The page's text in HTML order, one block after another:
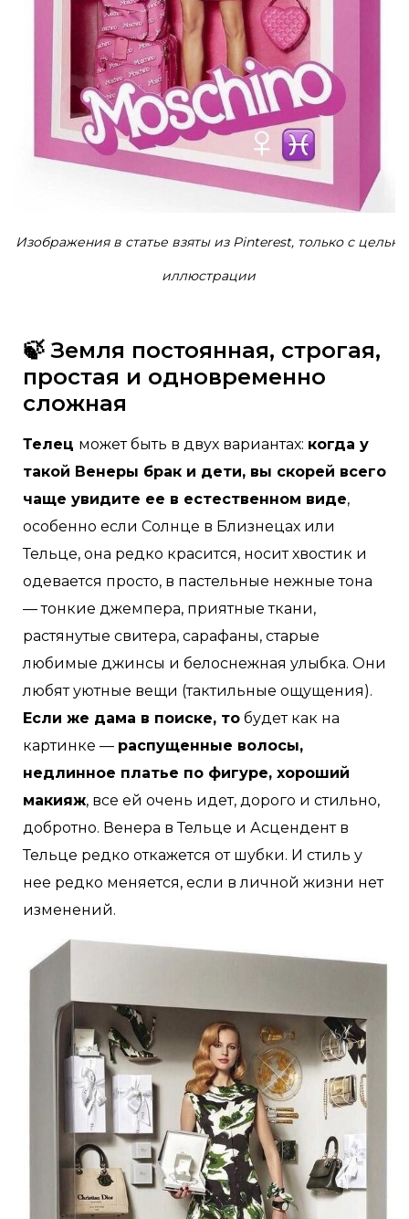
Изображения в статье взяты из Pinterest, только с целью
иллюстрации
🍃 Земля постоянная, строгая,
простая и одновременно
сложная
Телец может быть в двух вариантах: когда у
такой Венеры брак и дети, вы скорей всего
чаще увидите ее в естественном виде,
особенно если Солнце в Близнецах или
Тельце, она редко красится, носит хвостик и
одевается просто, в пастельные нежные тона
— тонкие джемпера, приятные ткани,
растянутые свитера, сарафаны, старые
любимые джинсы и белоснежная улыбка. Они
любят уютные вещи (тактильные ощущения).
Если же дама в поиске, то будет как на
картинке — распущенные волосы,
недлинное платье по фигуре, хороший
макияж, все ей очень идет, дорого и стильно,
добротно. Венера в Тельце и Асцендент в
Тельце редко откажется от шубки. И стиль у
нее редко меняется, если в личной жизни нет
изменений.